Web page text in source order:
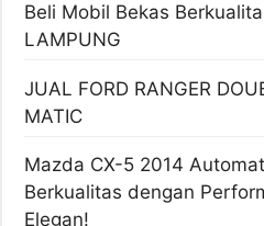
Beli Mobil Bekas
LAMPUNG
JUAL FORD RANGER
MATIC
Mazda CX-5 2014
Berkualitas dengan
Elegan!